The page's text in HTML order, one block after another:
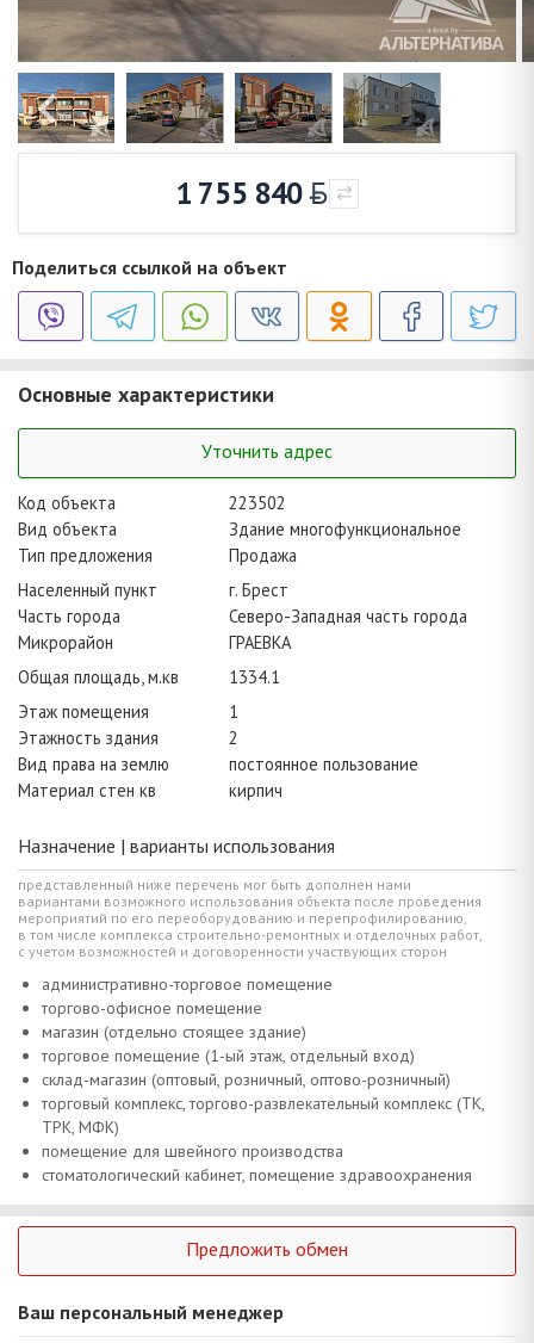
1 755 840
Поделиться ссылкой на объект
Основные характеристики
Уточнить адрес
Код объекта
223502
Вид объекта
Здание многофункциональное
Тип предложения
Продажа
Населенный пункт
г. Брест
Часть города
Северо-Западная часть города
Микрорайон
ГРАЕВКА
Общая площадь, м.кв
1334.1
Этаж помещения
1
Этажность здания
2
Вид права на землю
постоянное пользование
Материал стен кв
кирпич
Назначение | варианты использования
представленный ниже перечень мог быть дополнен нами
вариантами возможного использования объекта после проведения
мероприятий по его переоборудованию и перепрофилированию,
в том числе комплекса строительно-ремонтных и отделочных работ,
с учетом возможностей и договоренности участвующих сторон
административно-торговое помещение
торгово-офисное помещение
магазин (отдельно стоящее здание)
торговое помещение (1-ый этаж, отдельный вход)
склад-магазин (оптовый, розничный, оптово-розничный)
торговый комплекс, торгово-развлекательный комплекс (ТК,
ТРК, МФК)
помещение для швейного производства
стоматологический кабинет, помещение здравоохранения
Предложить обмен
Ваш персональный менеджер